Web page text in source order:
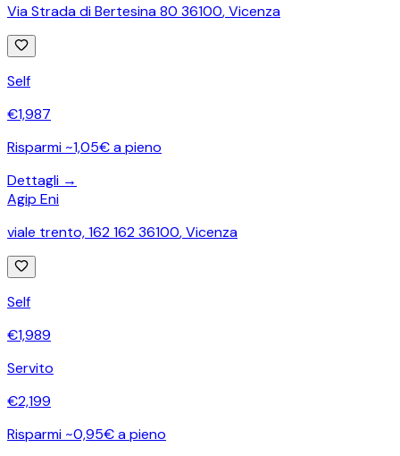
Via Strada di Bertesina 80 36100,Vicenza
Self
€1,987
Risparmi ~1,05€ a pieno
Dettagli →
Agip Eni
viale trento, 162 162 36100,Vicenza
Self
€1,989
Servito
€2,199
Risparmi ~0,95€ a pieno